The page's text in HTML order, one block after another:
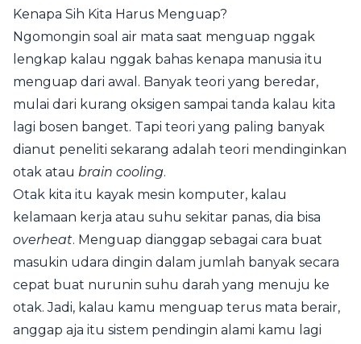
Kenapa Sih Kita Harus Menguap?
Ngomongin soal air mata saat menguap nggak
lengkap kalau nggak bahas kenapa manusia itu
menguap dari awal. Banyak teori yang beredar,
mulai dari kurang oksigen sampai tanda kalau kita
lagi bosen banget. Tapi teori yang paling banyak
dianut peneliti sekarang adalah teori mendinginkan
otak atau brain cooling.
Otak kita itu kayak mesin komputer, kalau
kelamaan kerja atau suhu sekitar panas, dia bisa
overheat. Menguap dianggap sebagai cara buat
masukin udara dingin dalam jumlah banyak secara
cepat buat nurunin suhu darah yang menuju ke
otak. Jadi, kalau kamu menguap terus mata berair,
anggap aja itu sistem pendingin alami kamu lagi